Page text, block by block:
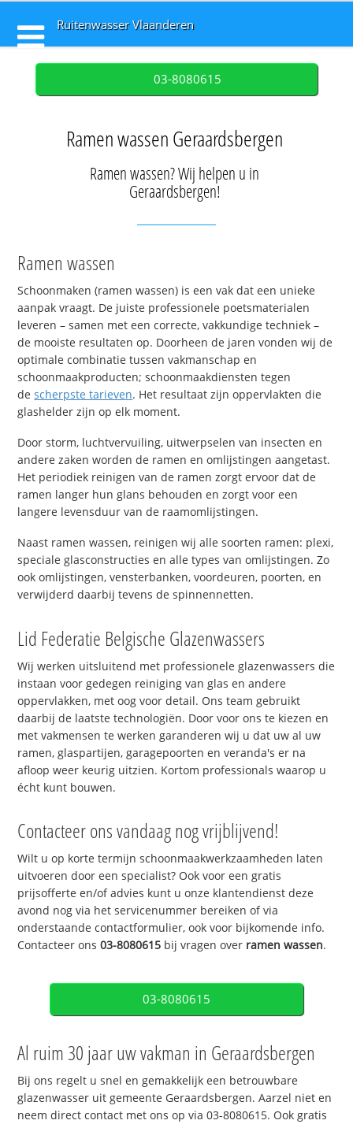
Ruitenwasser Vlaanderen
03-8080615
Ramen wassen Geraardsbergen
Ramen wassen? Wij helpen u in
Geraardsbergen!
Ramen wassen
Schoonmaken (ramen wassen) is een vak dat een unieke
aanpak vraagt. De juiste professionele poetsmaterialen
leveren – samen met een correcte, vakkundige techniek –
de mooiste resultaten op. Doorheen de jaren vonden wij de
optimale combinatie tussen vakmanschap en
schoonmaakproducten; schoonmaakdiensten tegen
descherpste tarieven. Het resultaat zijn oppervlakten die
glashelder zijn op elk moment.
Door storm, luchtvervuiling, uitwerpselen van insecten en
andere zaken worden de ramen en omlijstingen aangetast.
Het periodiek reinigen van de ramen zorgt ervoor dat de
ramen langer hun glans behouden en zorgt voor een
langere levensduur van de raamomlijstingen.
Naast ramen wassen, reinigen wij alle soorten ramen: plexi,
speciale glasconstructies en alle types van omlijstingen. Zo
ook omlijstingen, vensterbanken, voordeuren, poorten, en
verwijderd daarbij tevens de spinnennetten.
Lid Federatie Belgische Glazenwassers
Wij werken uitsluitend met professionele glazenwassers die
instaan voor gedegen reiniging van glas en andere
oppervlakken, met oog voor detail. Ons team gebruikt
daarbij de laatste technologiën. Door voor ons te kiezen en
met vakmensen te werken garanderen wij u dat uw al uw
ramen, glaspartijen, garagepoorten en veranda's er na
afloop weer keurig uitzien. Kortom professionals waarop u
écht kunt bouwen.
Contacteer ons vandaag nog vrijblijvend!
Wilt u op korte termijn schoonmaakwerkzaamheden laten
uitvoeren door een specialist? Ook voor een gratis
prijsofferte en/of advies kunt u onze klantendienst deze
avond nog via het servicenummer bereiken of via
onderstaande contactformulier, ook voor bijkomende info.
Contacteer ons03-8080615 bij vragen over ramen wassen.
03-8080615
Al ruim 30 jaar uw vakman in Geraardsbergen
Bij ons regelt u snel en gemakkelijk een betrouwbare
glazenwasser uit gemeente Geraardsbergen. Aarzel niet en
neem direct contact met ons op via 03-8080615. Ook gratis